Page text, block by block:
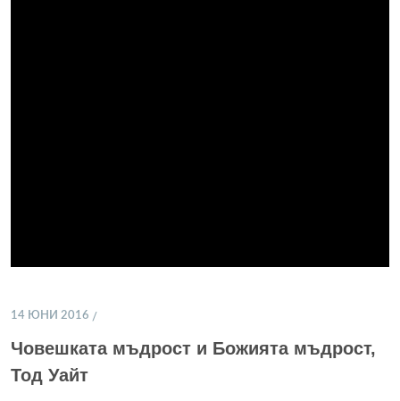
14 ЮНИ 2016
Човешката мъдрост и Божията мъдрост,
Тод Уайт